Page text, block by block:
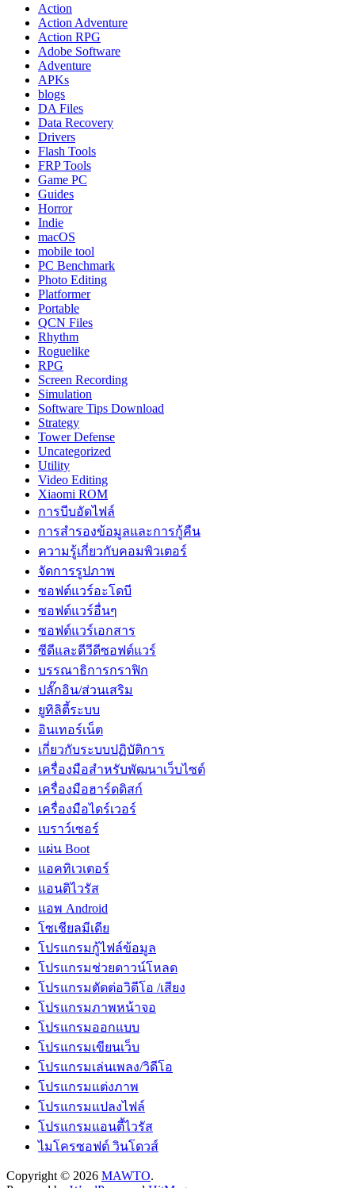
Action
Action Adventure
Action RPG
Adobe Software
Adventure
APKs
blogs
DA Files
Data Recovery
Drivers
Flash Tools
FRP Tools
Game PC
Guides
Horror
Indie
macOS
mobile tool
PC Benchmark
Photo Editing
Platformer
Portable
QCN Files
Rhythm
Roguelike
RPG
Screen Recording
Simulation
Software Tips Download
Strategy
Tower Defense
Uncategorized
Utility
Video Editing
Xiaomi ROM
การบีบอัดไฟล์
การสำรองข้อมูลและการกู้คืน
ความรู้เกี่ยวกับคอมพิวเตอร์
จัดการรูปภาพ
ซอฟต์แวร์อะโดบี
ซอฟต์แวร์อื่นๆ
ซอฟต์แวร์เอกสาร
ซีดีและดีวีดีซอฟต์แวร์
บรรณาธิการกราฟิก
ปลั๊กอิน/ส่วนเสริม
ยูทิลิตี้ระบบ
อินเทอร์เน็ต
เกี่ยวกับระบบปฏิบัติการ
เครื่องมือสำหรับพัฒนาเว็บไซต์
เครื่องมือฮาร์ดดิสก์
เครื่องมือไดร์เวอร์
เบราว์เซอร์
แผ่น Boot
แอคทิเวเตอร์
แอนติไวรัส
แอพ Android
โซเชียลมีเดีย
โปรแกรมกู้ไฟล์ข้อมูล
โปรแกรมช่วยดาวน์โหลด
โปรแกรมตัดต่อวิดีโอ /เสียง
โปรแกรมภาพหน้าจอ
โปรแกรมออกแบบ
โปรแกรมเขียนเว็บ
โปรแกรมเล่นเพลง/วิดีโอ
โปรแกรมแต่งภาพ
โปรแกรมแปลงไฟล์
โปรแกรมแอนตี้ไวรัส
ไมโครซอฟต์ วินโดวส์
Copyright © 2026 MAWTO.